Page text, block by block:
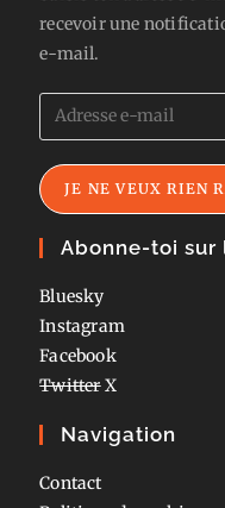
recevoir une
e-mail.
Adresse
e-
mail
JE NE VEUX RIEN
Abonne-toi sur
Bluesky
Instagram
Facebook
TwitterX
Navigation
Contact